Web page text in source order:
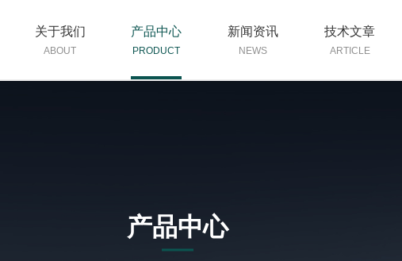
关于我们
ABOUT
产品中心
PRODUCT
新闻资讯
NEWS
技术文章
ARTICLE
产品中心